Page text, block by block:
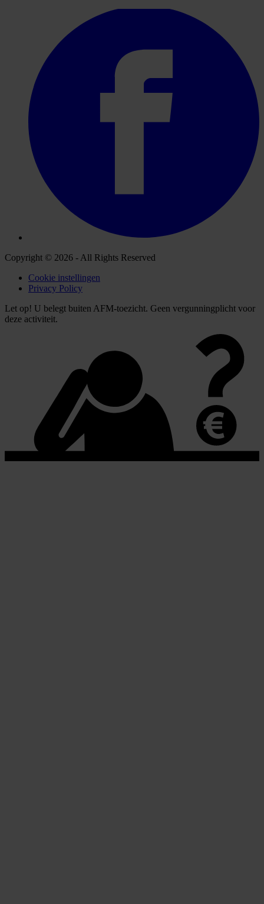
Copyright © 2026 - All Rights Reserved
Cookie instellingen
Privacy Policy
Let op! U belegt buiten AFM-toezicht. Geen vergunningplicht voor
deze activiteit.